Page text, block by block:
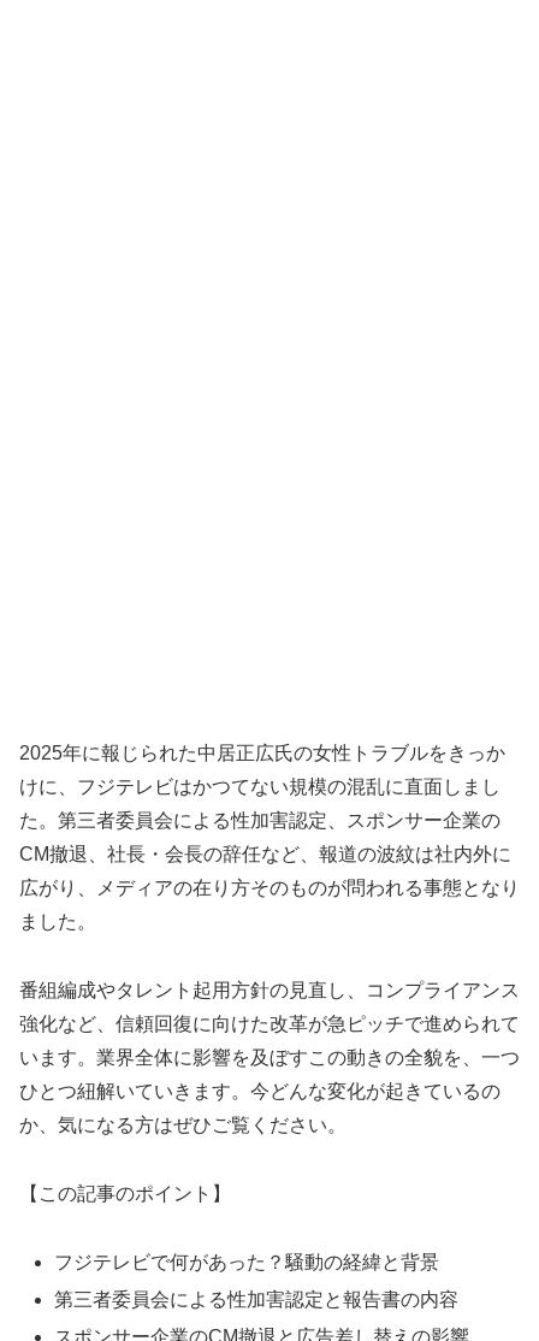
2025年に報じられた中居正広氏の女性トラブルをきっか
けに、フジテレビはかつてない規模の混乱に直面しまし
た。第三者委員会による性加害認定、スポンサー企業の
CM撤退、社長・会長の辞任など、報道の波紋は社内外に
広がり、メディアの在り方そのものが問われる事態となり
ました。
番組編成やタレント起用方針の見直し、コンプライアンス
強化など、信頼回復に向けた改革が急ピッチで進められて
います。業界全体に影響を及ぼすこの動きの全貌を、一つ
ひとつ紐解いていきます。今どんな変化が起きているの
か、気になる方はぜひご覧ください。
【この記事のポイント】
フジテレビで何があった？騒動の経緯と背景
第三者委員会による性加害認定と報告書の内容